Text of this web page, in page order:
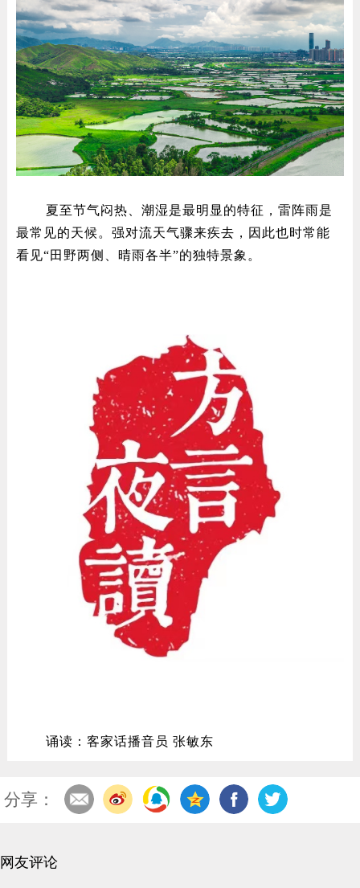
夏至节气闷热、潮湿是最明显的特征，雷阵雨是
最常见的天候。强对流天气骤来疾去，因此也时常能
看见“田野两侧、晴雨各半”的独特景象。
诵读：客家话播音员 张敏东
分享：
网友评论